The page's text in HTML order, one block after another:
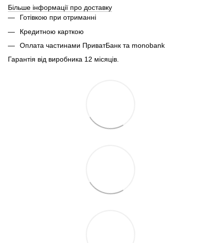
Більше інформації про доставку
Готівкою при отриманні
Кредитною карткою
Оплата частинами ПриватБанк та monobank
Гарантія від виробника 12 місяців.